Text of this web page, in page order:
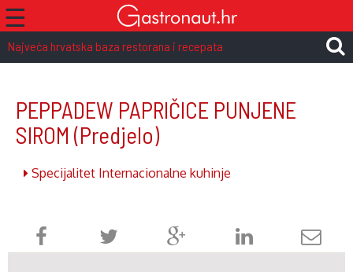
☰
Najveća hrvatska baza restorana i recepata
PEPPADEW PAPRIČICE PUNJENE
SIROM (Predjelo)
Specijalitet Internacionalne kuhinje